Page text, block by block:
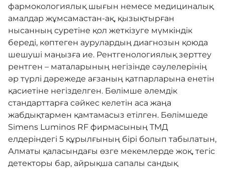
Оңалту
Комплаенс
Нашар көретіндерге
арналған нұсқа
фармокологиялық шығын немесе медициналық
амалдар жұмсамастан-ақ, қызықтырған
нысанның суретіне қол жеткізуге мүмкіндік
береді, көптеген аурулардың диагнозын қоюда
шешуші маңызға ие. Рентгенологиялық зерттеу
рентген – маталарының негізінде сәулелерінің
әр түрлі дәрежеде ағзаның қатпарларына енетін
қасиетіне негізделген. Бөлімше әлемдік
стандарттарға сәйкес келетін аса жаңа
жабдықтармен қамтамасыз етілген. Бөлімшеде
Simens Luminos RF фирмасының ТМД
елдеріндегі 5 құрылғының бірі болып табылатын,
Алматы қаласындағы өзге мекемлерде жоқ, тегіс
детекторы бар, айрықша сапалы сандық